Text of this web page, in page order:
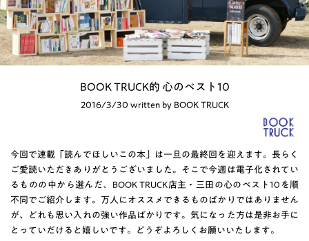
BOOK TRUCK的 心のベスト10
2016/3/30 written by BOOK TRUCK
今回で連載「読んでほしいこの本」は一旦の最終回を迎えます。長らく
ご愛読いただきありがとうございました。そこで今週は電子化されてい
るものの中から選んだ、BOOK TRUCK店主・三田の心のベスト10を順
不同でご紹介します。万人にオススメできるものばかりではありません
が、どれも思い入れの強い作品ばかりです。気になった方は是非お手に
とっていだけると嬉しいです。どうぞよろしくお願いいたします。